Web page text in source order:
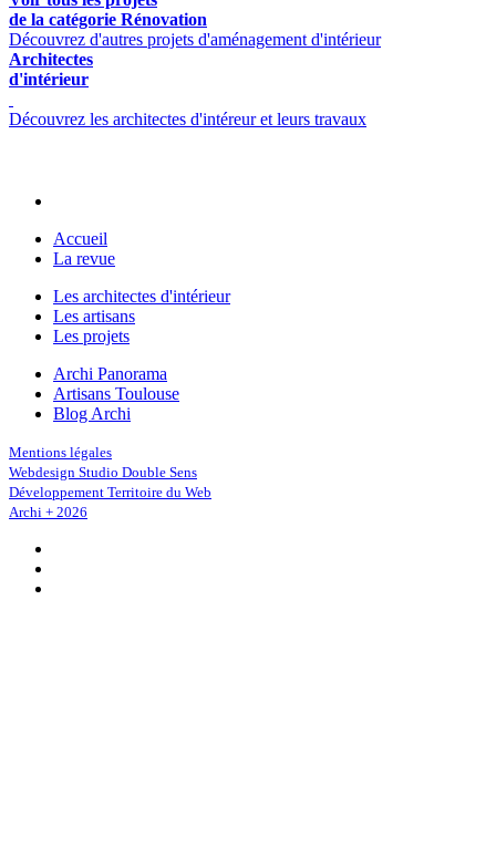
de la catégorie Rénovation
Découvrez d'autres projets d'aménagement d'intérieur
Architectes
d'intérieur
Découvrez les architectes d'intéreur et leurs travaux
Accueil
La revue
Les architectes d'intérieur
Les artisans
Les projets
Archi Panorama
Artisans Toulouse
Blog Archi
Mentions légales
Webdesign Studio Double Sens
Développement Territoire du Web
Archi + 2026